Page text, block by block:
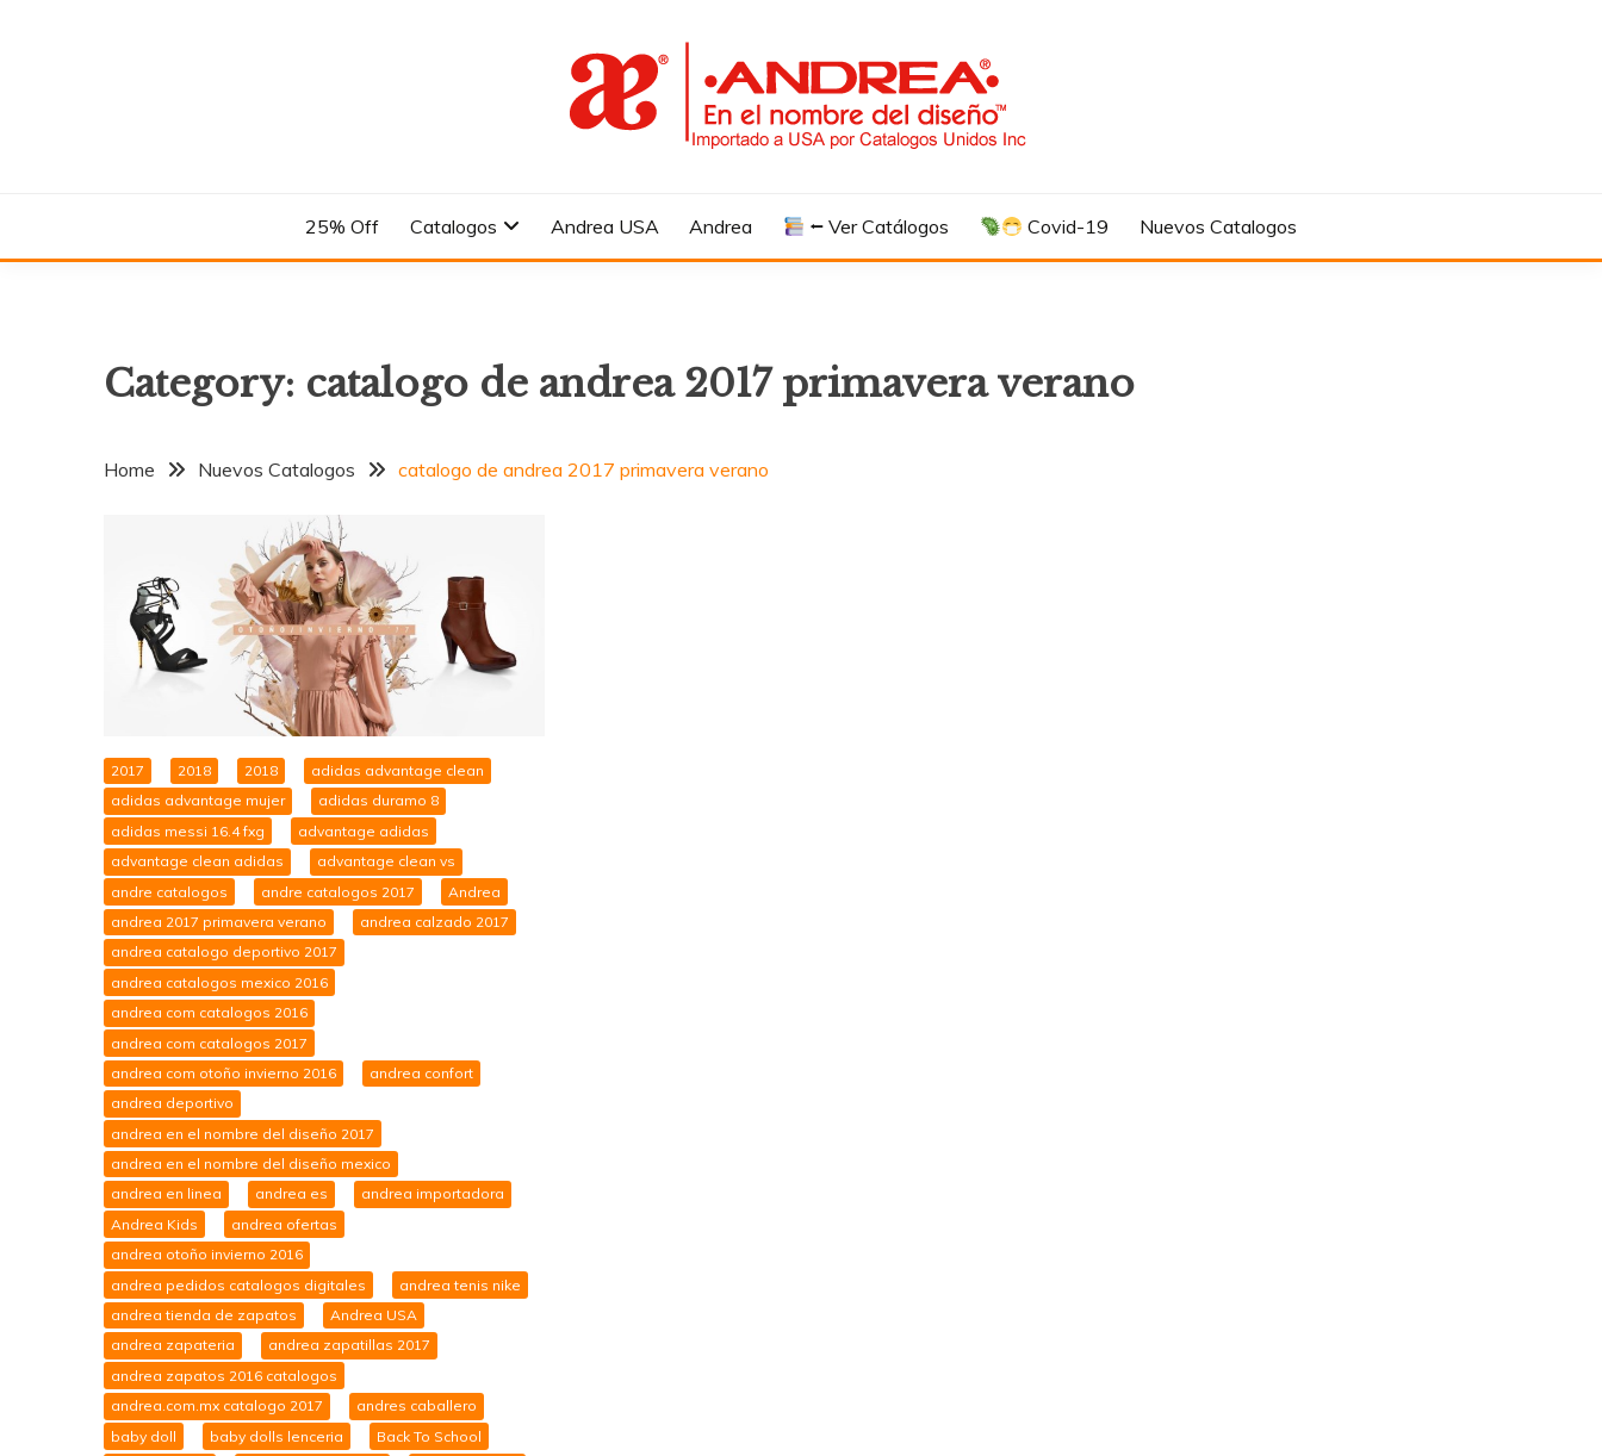
25% Off Catalogos Andrea USA Andrea ⭠ Ver Catálogos Covid-19 Nuevos Catalogos
Category: catalogo de andrea 2017 primavera verano
Home Nuevos Catalogos catalogo de andrea 2017 primavera verano
2017 2018 2018
adidas advantage clean
adidas advantage mujer
adidas duramo 8
adidas messi 16.4 fxg
advantage adidas
advantage clean adidas
advantage clean vs
andre catalogos
andre catalogos 2017
Andrea
andrea 2017 primavera verano
andrea calzado 2017
andrea catalogo deportivo 2017
andrea catalogos mexico 2016
andrea com catalogos 2016
andrea com catalogos 2017
andrea com otoño invierno 2016
andrea confort
andrea deportivo
andrea en el nombre del diseño 2017
andrea en el nombre del diseño mexico
andrea en linea
andrea es
andrea importadora
Andrea Kids
andrea ofertas
andrea otoño invierno 2016
andrea pedidos catalogos digitales
andrea tenis nike
andrea tienda de zapatos
Andrea USA
andrea zapateria
andrea zapatillas 2017
andrea zapatos 2016 catalogos
andrea.com.mx catalogo 2017
andres caballero
baby doll
baby dolls lenceria
Back To School